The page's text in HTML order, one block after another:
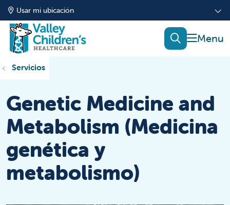
Usar mi ubicación
mostrar
buscar
Servicios
Genetic Medicine and
Metabolism (Medicina
genética y
metabolismo)